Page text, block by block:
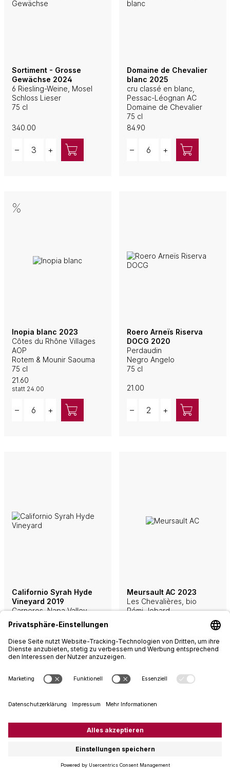
Sortiment - Grosse
Gewächse 2024
6 Riesling-Weine, Mosel
Schloss Lieser
75 cl
340.00
– +
Domaine de Chevalier
blanc 2025
cru classé en blanc,
Pessac-Léognan AC
Domaine de Chevalier
75 cl
84.90
– +
Inopia blanc 2023
Côtes du Rhône Villages
AOP
Rotem & Mounir Saouma
75 cl
21.60
statt 24.00
– +
Roero Arneïs Riserva
DOCG 2020
Perdaudin
Negro Angelo
75 cl
21.00
– +
Californio Syrah Hyde
Vineyard 2019
Carneros, Napa Valley
Hyde & de Villaine
75 cl
78.00
–
Quantity
+
Meursault AC 2023
Les Chevalières, bio
Rémi Jobard
99.00